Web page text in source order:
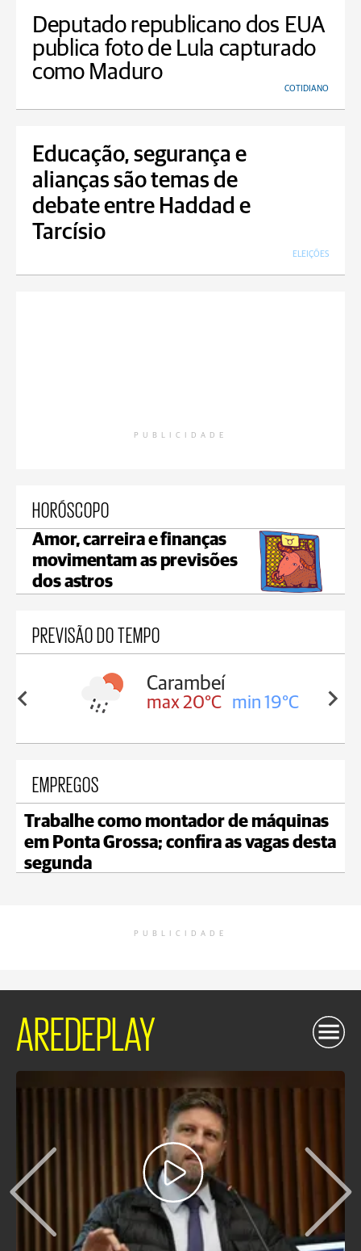
Deputado republicano dos EUA
publica foto de Lula capturado
como Maduro
COTIDIANO
Educação, segurança e
alianças são temas de
debate entre Haddad e
Tarcísio
ELEIÇÕES
PUBLICIDADE
HORÓSCOPO
Amor, carreira e finanças
movimentam as previsões
dos astros
PREVISÃO DO TEMPO
19°C
Carambeí
max 20°C min 19°C
EMPREGOS
Trabalhe como montador de máquinas
em Ponta Grossa; confira as vagas desta
segunda
PUBLICIDADE
AREDEPLAY